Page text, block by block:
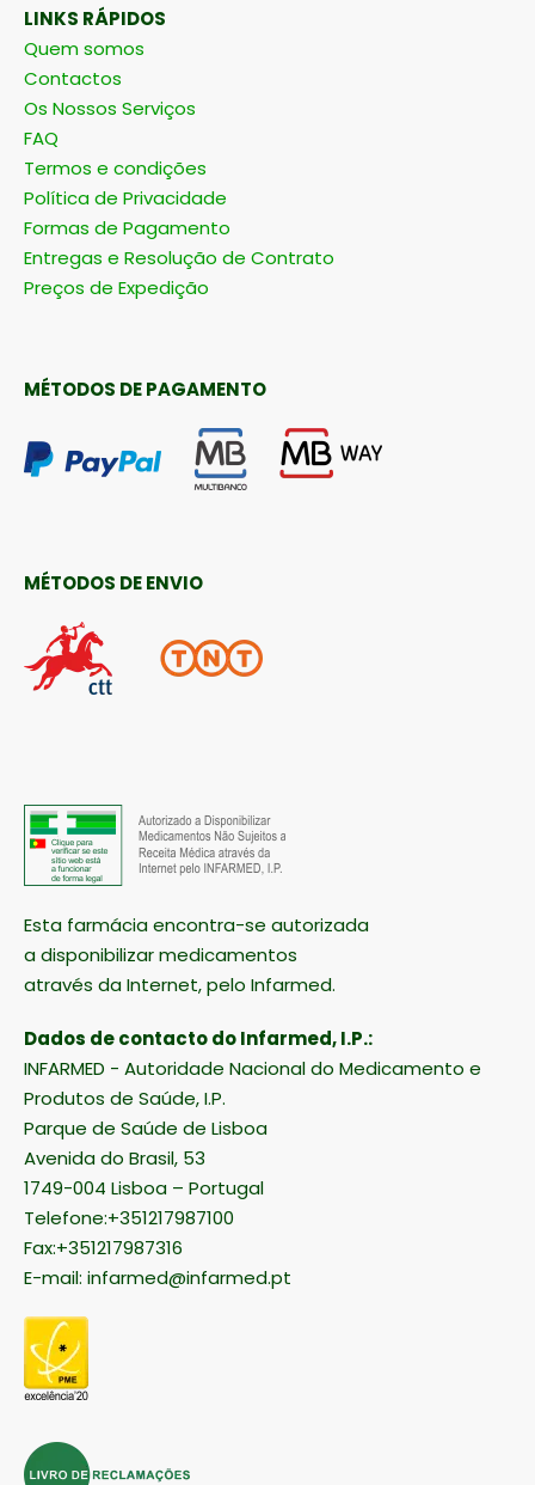
LINKS RÁPIDOS
Quem somos
Contactos
Os Nossos Serviços
FAQ
Termos e condições
Política de Privacidade
Formas de Pagamento
Entregas e Resolução de Contrato
Preços de Expedição
MÉTODOS DE PAGAMENTO
MÉTODOS DE ENVIO
Esta farmácia encontra-se autorizada
a disponibilizar medicamentos
através da Internet, pelo Infarmed.
Dados de contacto do Infarmed, I.P.:
INFARMED - Autoridade Nacional do Medicamento e
Produtos de Saúde, I.P.
Parque de Saúde de Lisboa
Avenida do Brasil, 53
1749-004 Lisboa – Portugal
Telefone:+351217987100
Fax:+351217987316
E-mail: infarmed@infarmed.pt